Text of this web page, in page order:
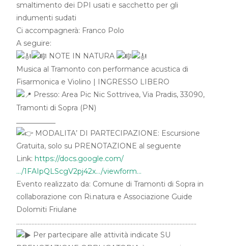
smaltimento dei DPI usati e sacchetto per gli
indumenti sudati
Ci accompagnerà: Franco Polo
A seguire:
NOTE IN NATURA
Musica al Tramonto con performance acustica di
Fisarmonica e Violino | INGRESSO LIBERO
Presso: Area Pic Nic Sottrivea, Via Pradis, 33090,
Tramonti di Sopra (PN)
MODALITA’ DI PARTECIPAZIONE: Escursione
Gratuita, solo su PRENOTAZIONE al seguente
Link: https://docs.google.com/
…/1FAIpQLScgV2pj42x…/viewform…
Evento realizzato da: Comune di Tramonti di Sopra in
collaborazione con Ri.natura e Associazione Guide
Dolomiti Friulane
……………………………………………………………………………………………………….
Per partecipare alle attività indicate SU